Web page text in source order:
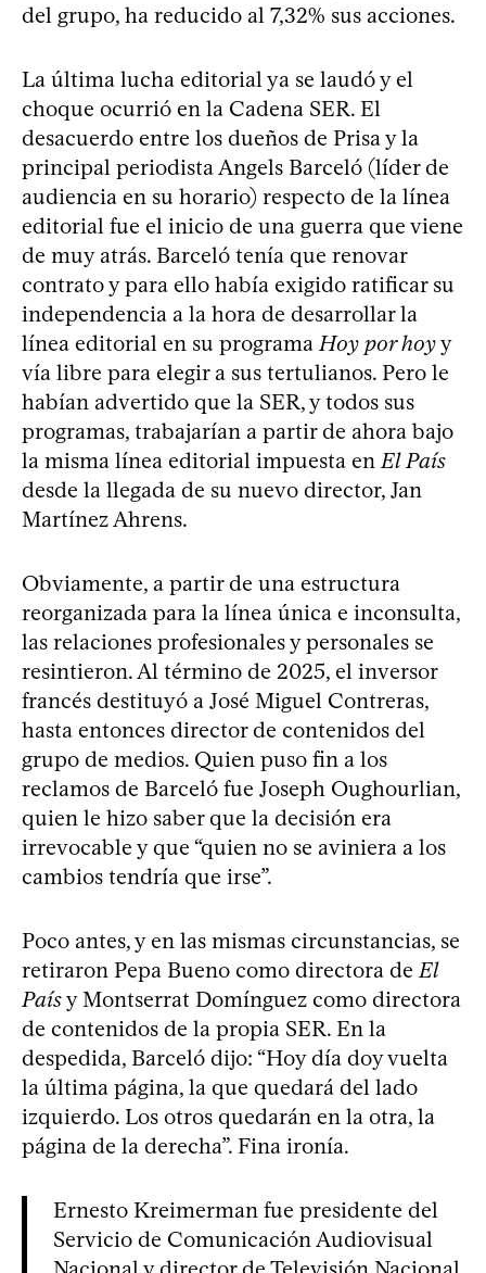
del grupo, ha reducido al 7,32% sus acciones.
La última lucha editorial ya se laudó y el
choque ocurrió en la Cadena SER. El
desacuerdo entre los dueños de Prisa y la
principal periodista Angels Barceló (líder de
audiencia en su horario) respecto de la línea
editorial fue el inicio de una guerra que viene
de muy atrás. Barceló tenía que renovar
contrato y para ello había exigido ratificar su
independencia a la hora de desarrollar la
línea editorial en su programaHoy por hoyy
vía libre para elegir a sus tertulianos. Pero le
habían advertido que la SER, y todos sus
programas, trabajarían a partir de ahora bajo
la misma línea editorial impuesta enEl País
desde la llegada de su nuevo director, Jan
Martínez Ahrens.
Obviamente, a partir de una estructura
reorganizada para la línea única e inconsulta,
las relaciones profesionales y personales se
resintieron. Al término de 2025, el inversor
francés destituyó a José Miguel Contreras,
hasta entonces director de contenidos del
grupo de medios. Quien puso fin a los
reclamos de Barceló fue Joseph Oughourlian,
quien le hizo saber que la decisión era
irrevocable y que “quien no se aviniera a los
cambios tendría que irse”.
Poco antes, y en las mismas circunstancias, se
retiraron Pepa Bueno como directora deEl
Paísy Montserrat Domínguez como directora
de contenidos de la propia SER. En la
despedida, Barceló dijo: “Hoy día doy vuelta
la última página, la que quedará del lado
izquierdo. Los otros quedarán en la otra, la
página de la derecha”. Fina ironía.
Ernesto Kreimerman fue presidente del
Servicio de Comunicación Audiovisual